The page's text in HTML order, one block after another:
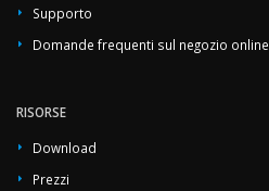
Supporto
Domande frequenti sul negozio online
RISORSE
Download
Prezzi